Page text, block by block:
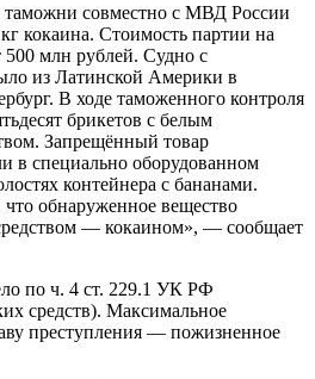
таможни совместно с МВД России
кокаина. Стоимость партии на
млн рублей. Судно с
из Латинской Америки в
В ходе таможенного контроля
брикетов с белым
Запрещённый товар
в специально оборудованном
контейнера с бананами.
обнаруженное вещество
— кокаином», — сообщает
по ч. 4 ст. 229.1 УК РФ
средств). Максимальное
преступления — пожизненное